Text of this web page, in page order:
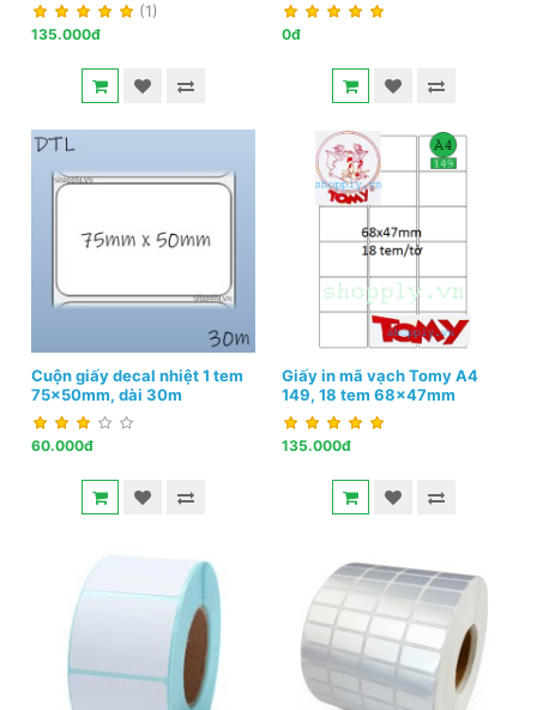
(1)
135.000đ 0đ
Cuộn giấy decal nhiệt 1 tem
75x50mm, dài 30m
60.000đ
Giấy in mã vạch Tomy A4
149, 18 tem 68x47mm
135.000đ